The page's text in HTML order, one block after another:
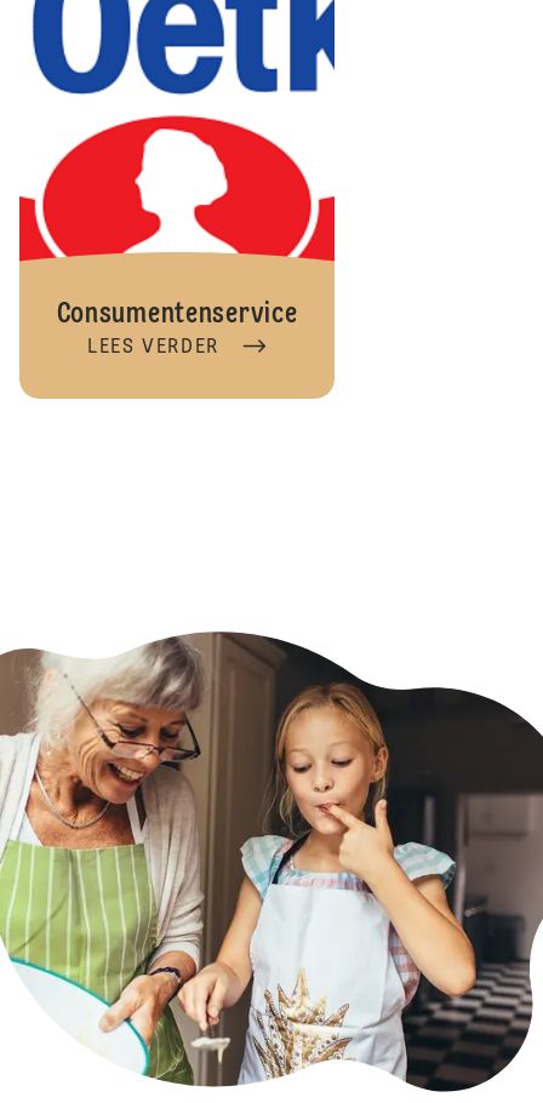
Consumentenservice
LEES VERDER